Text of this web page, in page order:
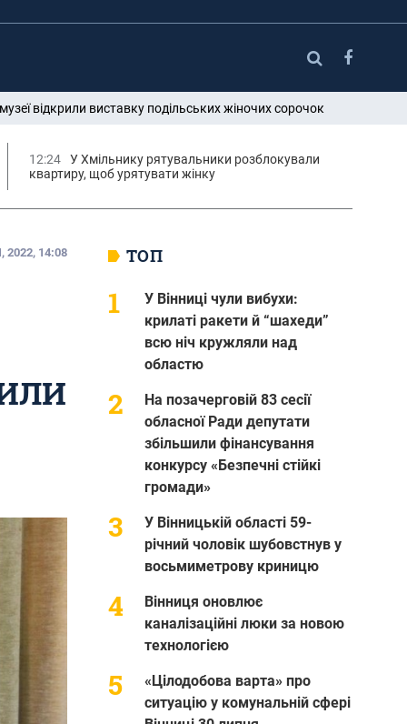
відкрили виставку подільських жіночих сорочок
12:24
У Хмільнику рятувальники розблокували
квартиру, щоб урятувати жінку
2022, 14:08 ТОП
У Вінниці чули вибухи:
крилаті ракети й “шахеди”
всю ніч кружляли над
областю
На позачерговій 83 сесії
обласної Ради депутати
збільшили фінансування
конкурсу «Безпечні стійкі
громади»
У Вінницькій області 59-
річний чоловік шубовстнув у
восьмиметрову криницю
Вінниця оновлює
каналізаційні люки за новою
технологією
«Цілодобова варта» про
ситуацію у комунальній сфері